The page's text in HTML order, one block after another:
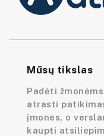
Mūsų tikslas
Padėti žmonėms
atrasti
įmones, o
kaupti